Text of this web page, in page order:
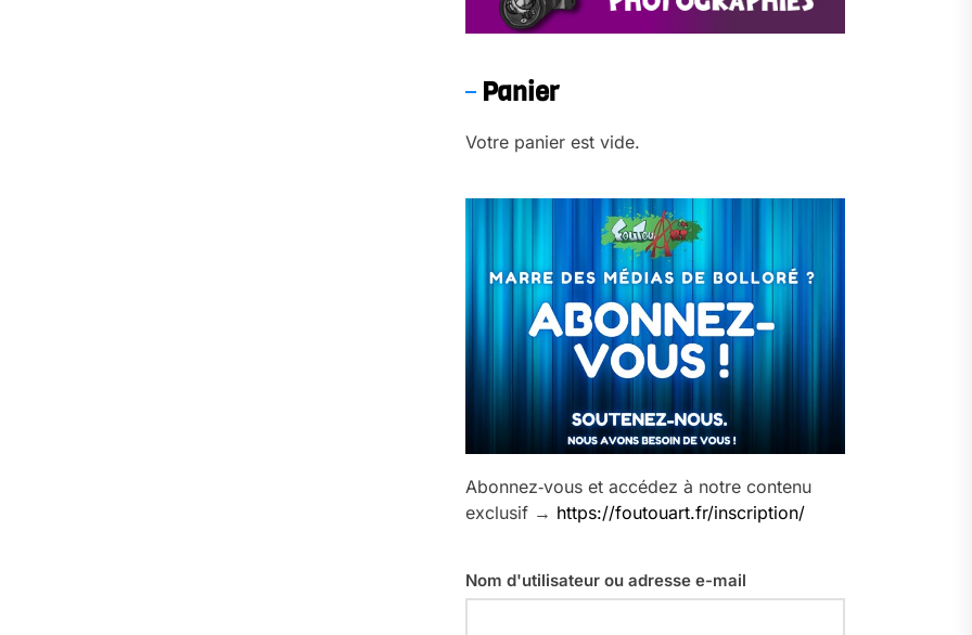
Panier
Votre panier est vide.
Abonnez‑vous et accédez à notre contenu
exclusif → https://foutouart.fr/inscription/
Nom d'utilisateur ou adresse e-mail